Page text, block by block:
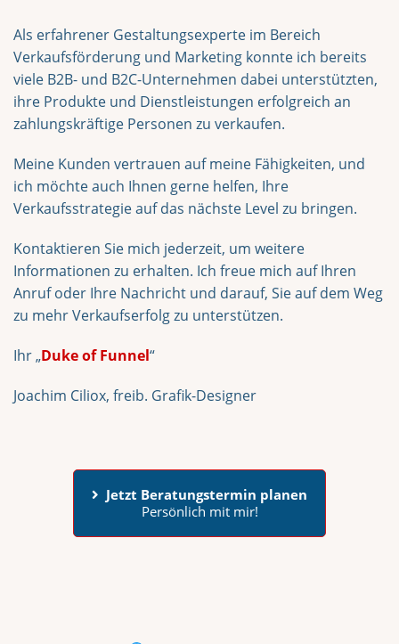
Als erfahrener Gestaltungsexperte im Bereich
Verkaufsförderung und Marketing konnte ich bereits
viele B2B- und B2C-Unternehmen dabei unterstützten,
ihre Produkte und Dienstleistungen erfolgreich an
zahlungskräftige Personen zu verkaufen.
Meine Kunden vertrauen auf meine Fähigkeiten, und
ich möchte auch Ihnen gerne helfen, Ihre
Verkaufsstrategie auf das nächste Level zu bringen.
Kontaktieren Sie mich jederzeit, um weitere
Informationen zu erhalten. Ich freue mich auf Ihren
Anruf oder Ihre Nachricht und darauf, Sie auf dem Weg
zu mehr Verkaufserfolg zu unterstützen.
Ihr „Duke of Funnel“
Joachim Ciliox, freib. Grafik-Designer
Jetzt Beratungstermin planen
Persönlich mit mir!